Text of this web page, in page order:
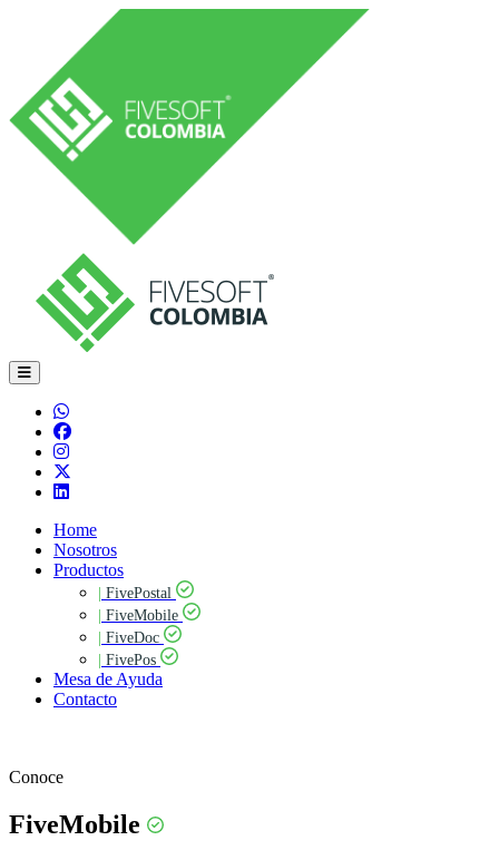
Home
Nosotros
Productos
| FivePostal
| FiveMobile
| FiveDoc
| FivePos
Mesa de Ayuda
Contacto
Conoce
FiveMobile